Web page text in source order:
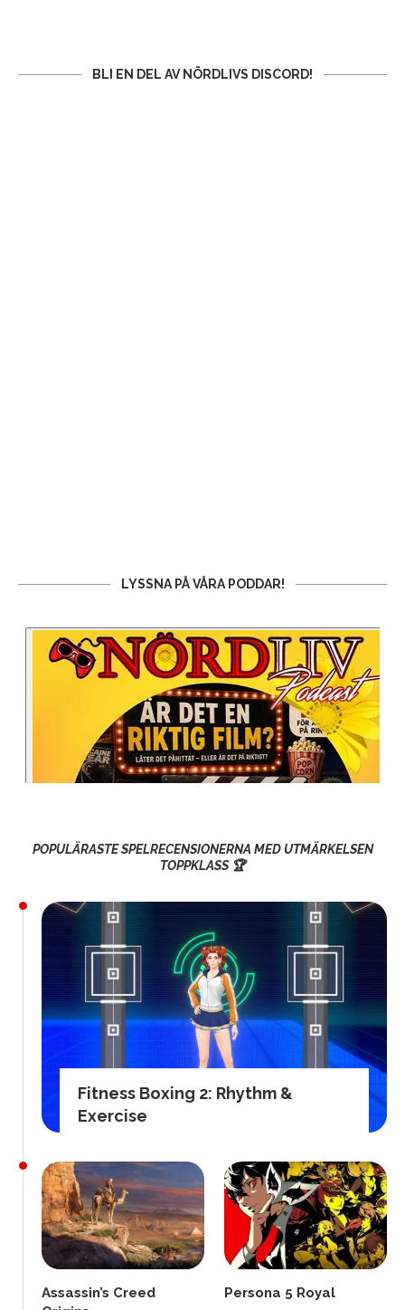
BLI EN DEL AV NÖRDLIVS DISCORD!
LYSSNA PÅ VÅRA PODDAR!
POPULÄRASTE SPELRECENSIONERNA MED UTMÄRKELSEN
TOPPKLASS 🏆
Fitness Boxing 2: Rhythm &
Exercise
Assassin’s Creed
Persona 5 Royal